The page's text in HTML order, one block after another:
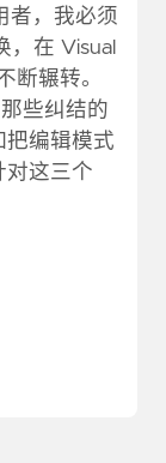
者，我必须
，在 Visual
断辗转。
些纠结的
把编辑模式
对这三个